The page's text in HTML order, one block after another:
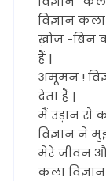
विज्ञान
ख़ोज -बिन
हैं |
अमूमन !
देता हैं |
मैं उड़ान से
विज्ञान ने
मेरे जीवन
कला